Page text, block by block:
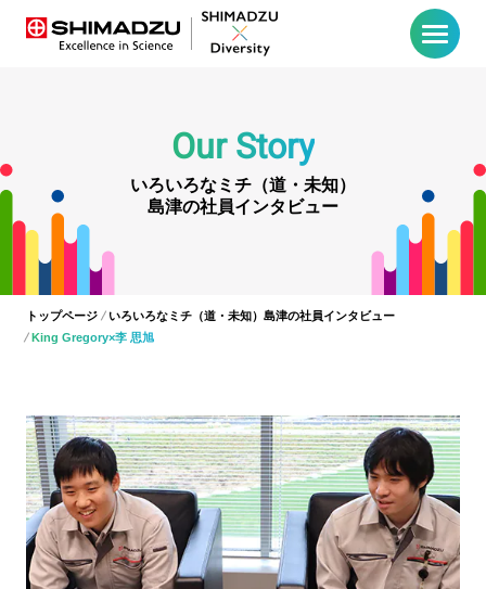
Our Story
いろいろなミチ（道・未知）
島津の社員インタビュー
トップページ
いろいろなミチ（道・未知）島津の社員インタビュー
King Gregory×李 思旭